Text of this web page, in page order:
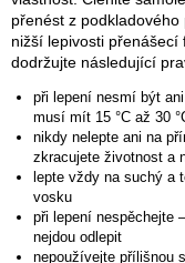
přenést z
nižší lepivosti
dodržujte následující
při lepení nesmí být
musí mít 15 °C až 30
nikdy nelepte ani na
zkracujete životnost a
lepte vždy na suchý a
vosku
při lepení nespěchejte
nejdou odlepit
nepoužívejte přílišnou